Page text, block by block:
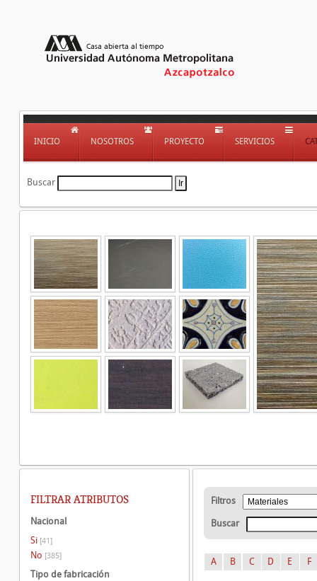
INICIO NOSOTROS PROYECTO SERVICIOS
Buscar
Filtros
Buscar
A B C D E F
FILTRAR ATRIBUTOS
Nacional
Si [41]
No [385]
Tipo de fabricación